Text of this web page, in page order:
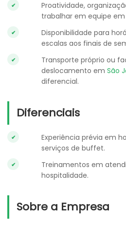
Proatividade,
trabalhar em equipe
Disponibilidade para
escalas aos finais de
Transporte próprio ou
deslocamento em São
diferencial.
Diferenciais
Experiência prévia em
serviços de buffet.
Treinamentos em
hospitalidade.
Sobre a Empresa